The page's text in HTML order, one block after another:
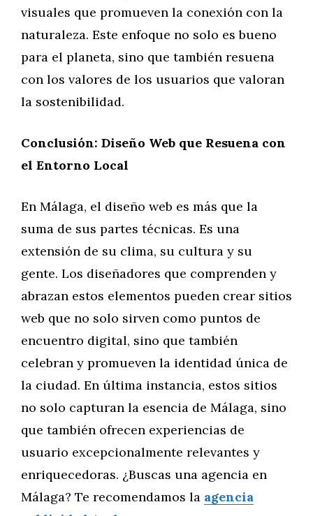
visuales que promueven la conexión con la
naturaleza. Este enfoque no solo es bueno
para el planeta, sino que también resuena
con los valores de los usuarios que valoran
la sostenibilidad.
Conclusión: Diseño Web que Resuena con
el Entorno Local
En Málaga, el diseño web es más que la
suma de sus partes técnicas. Es una
extensión de su clima, su cultura y su
gente. Los diseñadores que comprenden y
abrazan estos elementos pueden crear sitios
web que no solo sirven como puntos de
encuentro digital, sino que también
celebran y promueven la identidad única de
la ciudad. En última instancia, estos sitios
no solo capturan la esencia de Málaga, sino
que también ofrecen experiencias de
usuario excepcionalmente relevantes y
enriquecedoras. ¿Buscas una agencia en
Málaga? Te recomendamos la agencia